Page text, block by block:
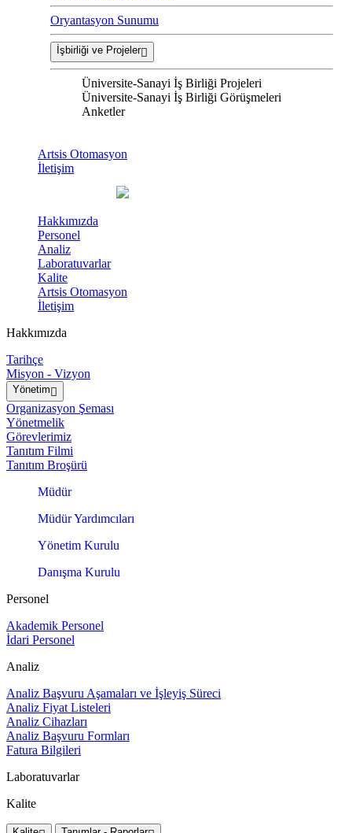
Oryantasyon Sunumu
İşbirliği ve Projeler
Üniversite-Sanayi İş Birliği Projeleri
Üniversite-Sanayi İş Birliği Görüşmeleri
Anketler
Artsis Otomasyon
İletişim
Hakkımızda
Personel
Analiz
Laboratuvarlar
Kalite
Artsis Otomasyon
İletişim
Hakkımızda
Tarihçe
Misyon - Vizyon
Yönetim
Organizasyon Şeması
Yönetmelik
Görevlerimiz
Tanıtım Filmi
Tanıtım Broşürü
Müdür
Müdür Yardımcıları
Yönetim Kurulu
Danışma Kurulu
Personel
Akademik Personel
İdari Personel
Analiz
Analiz Başvuru Aşamaları ve İşleyiş Süreci
Analiz Fiyat Listeleri
Analiz Cihazları
Analiz Başvuru Formları
Fatura Bilgileri
Laboratuvarlar
Kalite